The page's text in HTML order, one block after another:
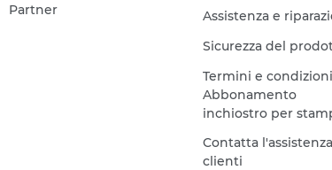
Partner
Assistenza e
Sicurezza del
Termini e condizioni
Abbonamento
inchiostro per
Contatta l'assistenza
clienti